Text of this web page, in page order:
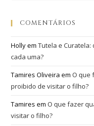
COMENTÁRIOS
HollyemTutela e
cada uma?
Tamires Oliveira emO que
proibido de visitar o filho?
Tamires emO que fazer
visitar o filho?